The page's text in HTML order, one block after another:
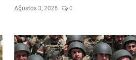
Ağustos 3, 2026 0